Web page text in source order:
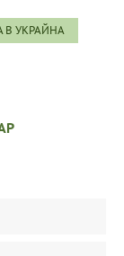
В УКРАЙНА